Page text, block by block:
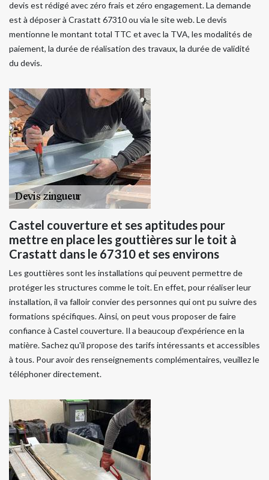
devis est rédigé avec zéro frais et zéro engagement. La demande
est à déposer à Crastatt 67310 ou via le site web. Le devis
mentionne le montant total TTC et avec la TVA, les modalités de
paiement, la durée de réalisation des travaux, la durée de validité
du devis.
Castel couverture et ses aptitudes pour
mettre en place les gouttières sur le toit à
Crastatt dans le 67310 et ses environs
Les gouttières sont les installations qui peuvent permettre de
protéger les structures comme le toit. En effet, pour réaliser leur
installation, il va falloir convier des personnes qui ont pu suivre des
formations spécifiques. Ainsi, on peut vous proposer de faire
confiance à Castel couverture. Il a beaucoup d'expérience en la
matière. Sachez qu'il propose des tarifs intéressants et accessibles
à tous. Pour avoir des renseignements complémentaires, veuillez le
téléphoner directement.